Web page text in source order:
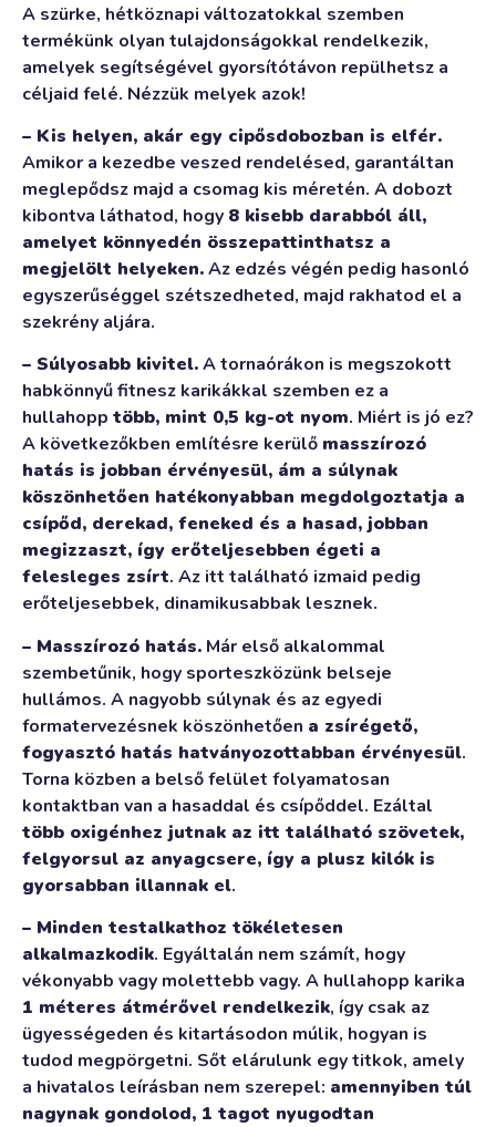
A szürke, hétköznapi változatokkal szemben
termékünk olyan tulajdonságokkal rendelkezik,
amelyek segítségével gyorsítótávon repülhetsz a
céljaid felé. Nézzük melyek azok!
– Kis helyen, akár egy cipősdobozban is elfér.
Amikor a kezedbe veszed rendelésed, garantáltan
meglepődsz majd a csomag kis méretén. A dobozt
kibontva láthatod, hogy 8 kisebb darabból áll,
amelyet könnyedén összepattinthatsz a
megjelölt helyeken.Az edzés végén pedig hasonló
egyszerűséggel szétszedheted, majd rakhatod el a
szekrény aljára.
– Súlyosabb kivitel.A tornaórákon is megszokott
habkönnyű fitnesz karikákkal szemben ez a
hullahopp több, mint 0,5 kg-ot nyom. Miért is jó ez?
A következőkben említésre kerülő masszírozó
hatás is jobban érvényesül, ám a súlynak
köszönhetően hatékonyabban megdolgoztatja a
csípőd, derekad, feneked és a hasad, jobban
megizzaszt, így erőteljesebben égeti a
felesleges zsírt. Az itt található izmaid pedig
erőteljesebbek, dinamikusabbak lesznek.
– Masszírozó hatás. Már első alkalommal
szembetűnik, hogy sporteszközünk belseje
hullámos. A nagyobb súlynak és az egyedi
formatervezésnek köszönhetően a zsírégető,
fogyasztó hatás hatványozottabban érvényesül.
Torna közben a belső felület folyamatosan
kontaktban van a hasaddal és csípőddel. Ezáltal
több oxigénhez jutnak az itt található szövetek,
felgyorsul az anyagcsere, így a plusz kilók is
gyorsabban illannak el.
– Minden testalkathoz tökéletesen
alkalmazkodik. Egyáltalán nem számít, hogy
vékonyabb vagy molettebb vagy. A hullahopp karika
1 méteres átmérővel rendelkezik, így csak az
ügyességeden és kitartásodon múlik, hogyan is
tudod megpörgetni. Sőt elárulunk egy titkok, amely
a hivatalos leírásban nem szerepel: amennyiben túl
nagynak gondolod, 1 tagot nyugodtan